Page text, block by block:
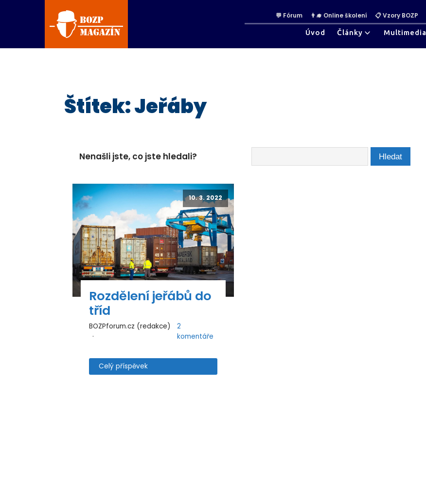
💬 Fórum 👨‍🎓 Online školení 📋 Vzory BOZP
Úvod Články Multimedia
Štítek:Jeřáby
Nenašli jste, co jste hledali?
10. 3. 2022
Rozdělení jeřábů do
tříd
BOZPforum.cz (redakce)
2
komentáře
Celý příspěvek